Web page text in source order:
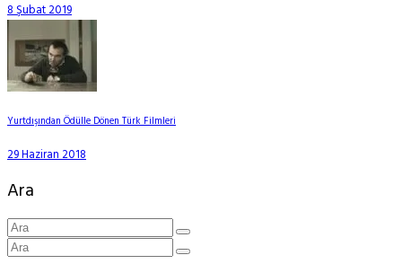
8 Şubat 2019
Yurtdışından Ödülle Dönen Türk Filmleri
29 Haziran 2018
Ara